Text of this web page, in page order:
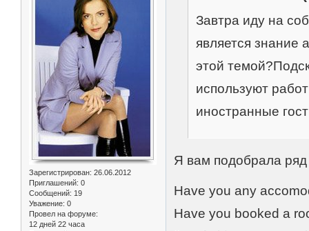
Зарегистрирован: 26.06.2012
Приглашений: 0
Сообщений: 19
Уважение: 0
Провел на форуме:
12 дней 22 часа
Завтра иду на
является знание
этой
используют
иностранные
Я вам подобрала
Have you any
Have you booked a